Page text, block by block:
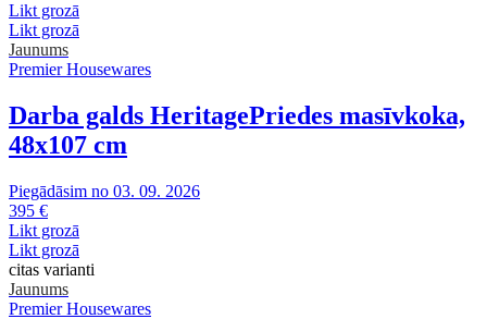
Likt grozā
Likt grozā
Jaunums
Premier Housewares
Darba galds HeritagePriedes masīvkoka,
48x107 cm
Piegādāsim no 03. 09. 2026
395 €
Likt grozā
Likt grozā
citas varianti
Jaunums
Premier Housewares